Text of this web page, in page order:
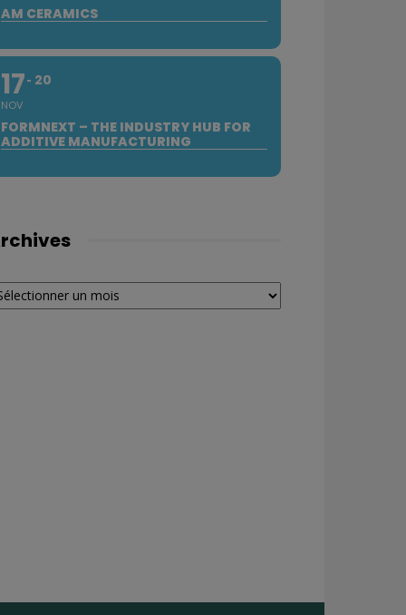
AM CERAMICS
17
NOV
20
FORMNEXT – THE INDUSTRY HUB FOR
ADDITIVE MANUFACTURING